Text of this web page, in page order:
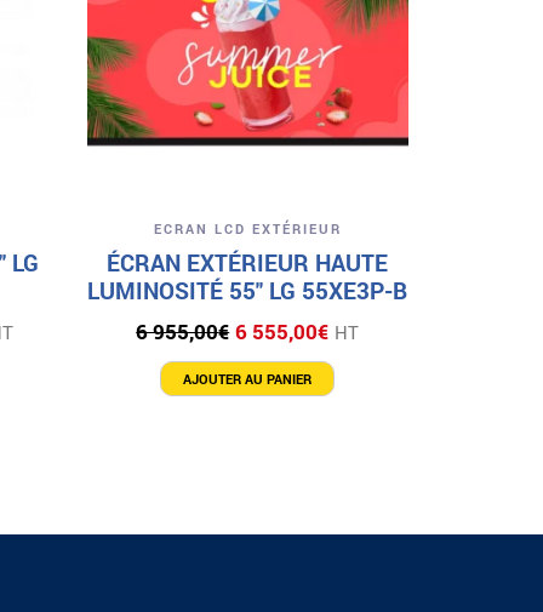
LG
ECRAN LCD EXTÉRIEUR
ÉCRAN EXTÉRIEUR HAUTE
LUMINOSITÉ 55″ LG 55XE3P-B
6 955,00€ Le
prix
initial
6 555,00€Le
prix
actuel
HT
AJOUTER AU PANIER